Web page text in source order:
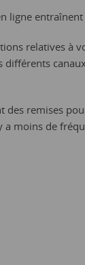
ligne
relatives à
différents
des remises
a moins de